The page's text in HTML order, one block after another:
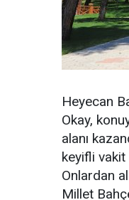
Heyecan
Okay,
alanı
keyifli
Onlardan
Millet